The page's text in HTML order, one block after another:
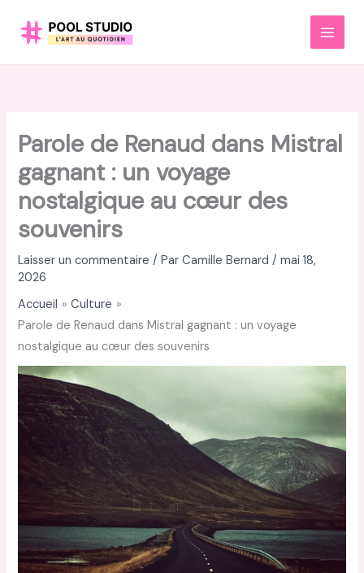
MAIN
Parole de Renaud dans Mistral
gagnant : un voyage
nostalgique au cœur des
souvenirs
Laisser un commentaire / ParCamille Bernard/mai 18,
2026
Accueil
Culture
Parole de Renaud dans Mistral gagnant : un voyage
nostalgique au cœur des souvenirs